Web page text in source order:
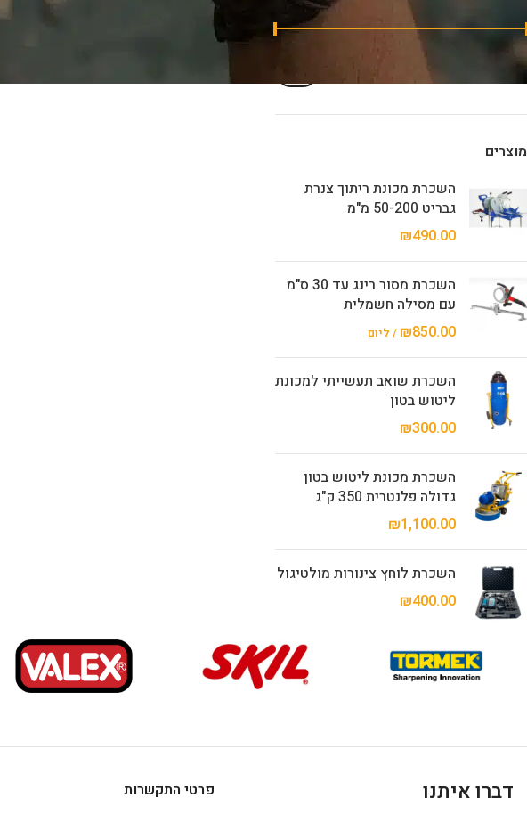
מחיר: ₪54,550
מוצרים
השכרת מכונת ריתוך צנרת
גבריט 50-200 מ"מ
₪490.00
השכרת מסור רינג עד 30 ס"מ
עם מסילה חשמלית
₪850.00 / ליום
השכרת שואב תעשייתי למכונת
ליטוש בטון
₪300.00
השכרת מכונת ליטוש בטון
גדולה פלנטרית 350 ק"ג
₪1,100.00
השכרת לוחץ צינורות מולטיגול
₪400.00
דברו איתנו פרטי התקשרות